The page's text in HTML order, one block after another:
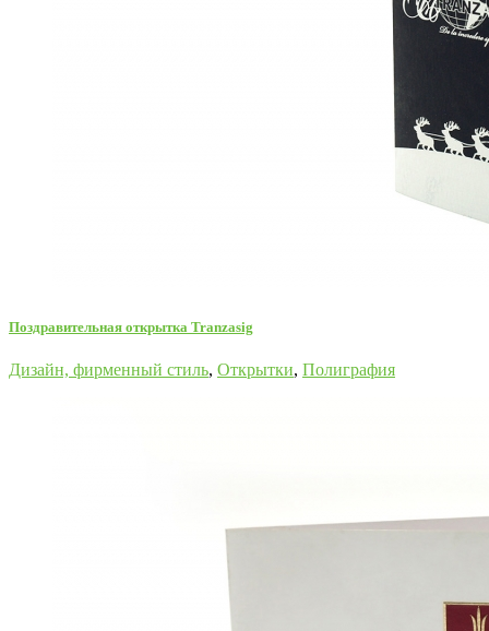
Поздравительная открытка Tranzasig
Дизайн, фирменный стиль, Открытки, Полиграфия